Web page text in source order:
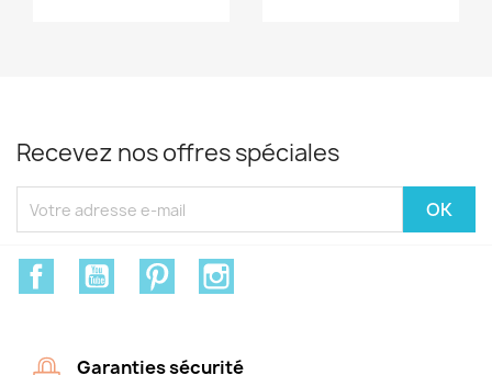
Recevez nos offres spéciales
FacebookYouTube Pinterest
Garanties sécurité